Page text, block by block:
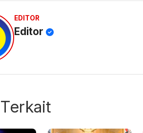
EDITOR
Editor